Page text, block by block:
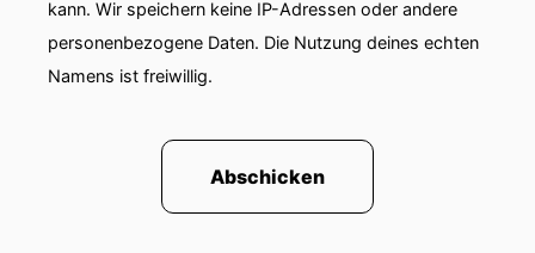
kann. Wir speichern keine IP-Adressen oder andere
personenbezogene Daten. Die Nutzung deines echten
Namens ist freiwillig.
Abschicken